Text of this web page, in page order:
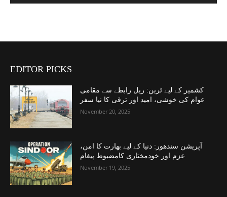
EDITOR PICKS
کشمیر کے لیے ٹرین: ریل رابطے سے مقامی
عوام کی خوشی، امید اور ترقی کا نیا سفر
November 20, 2025
آپریشن سندھور: دنیا کے لیے بھارت کا امن،
عزم اور خودمختاری کامضبوط پیغام
November 19, 2025